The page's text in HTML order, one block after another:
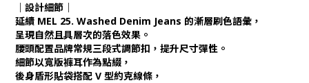
｜設計細節｜
延續 MEL 25. Washed Denim Jeans 的漸層刷色語彙，
呈現自然且具層次的落色效果。
腰頭配置品牌常規三段式調節扣，提升尺寸彈性。
細節以寬版褲耳作為點綴，
後身盾形貼袋搭配 V 型約克線條，